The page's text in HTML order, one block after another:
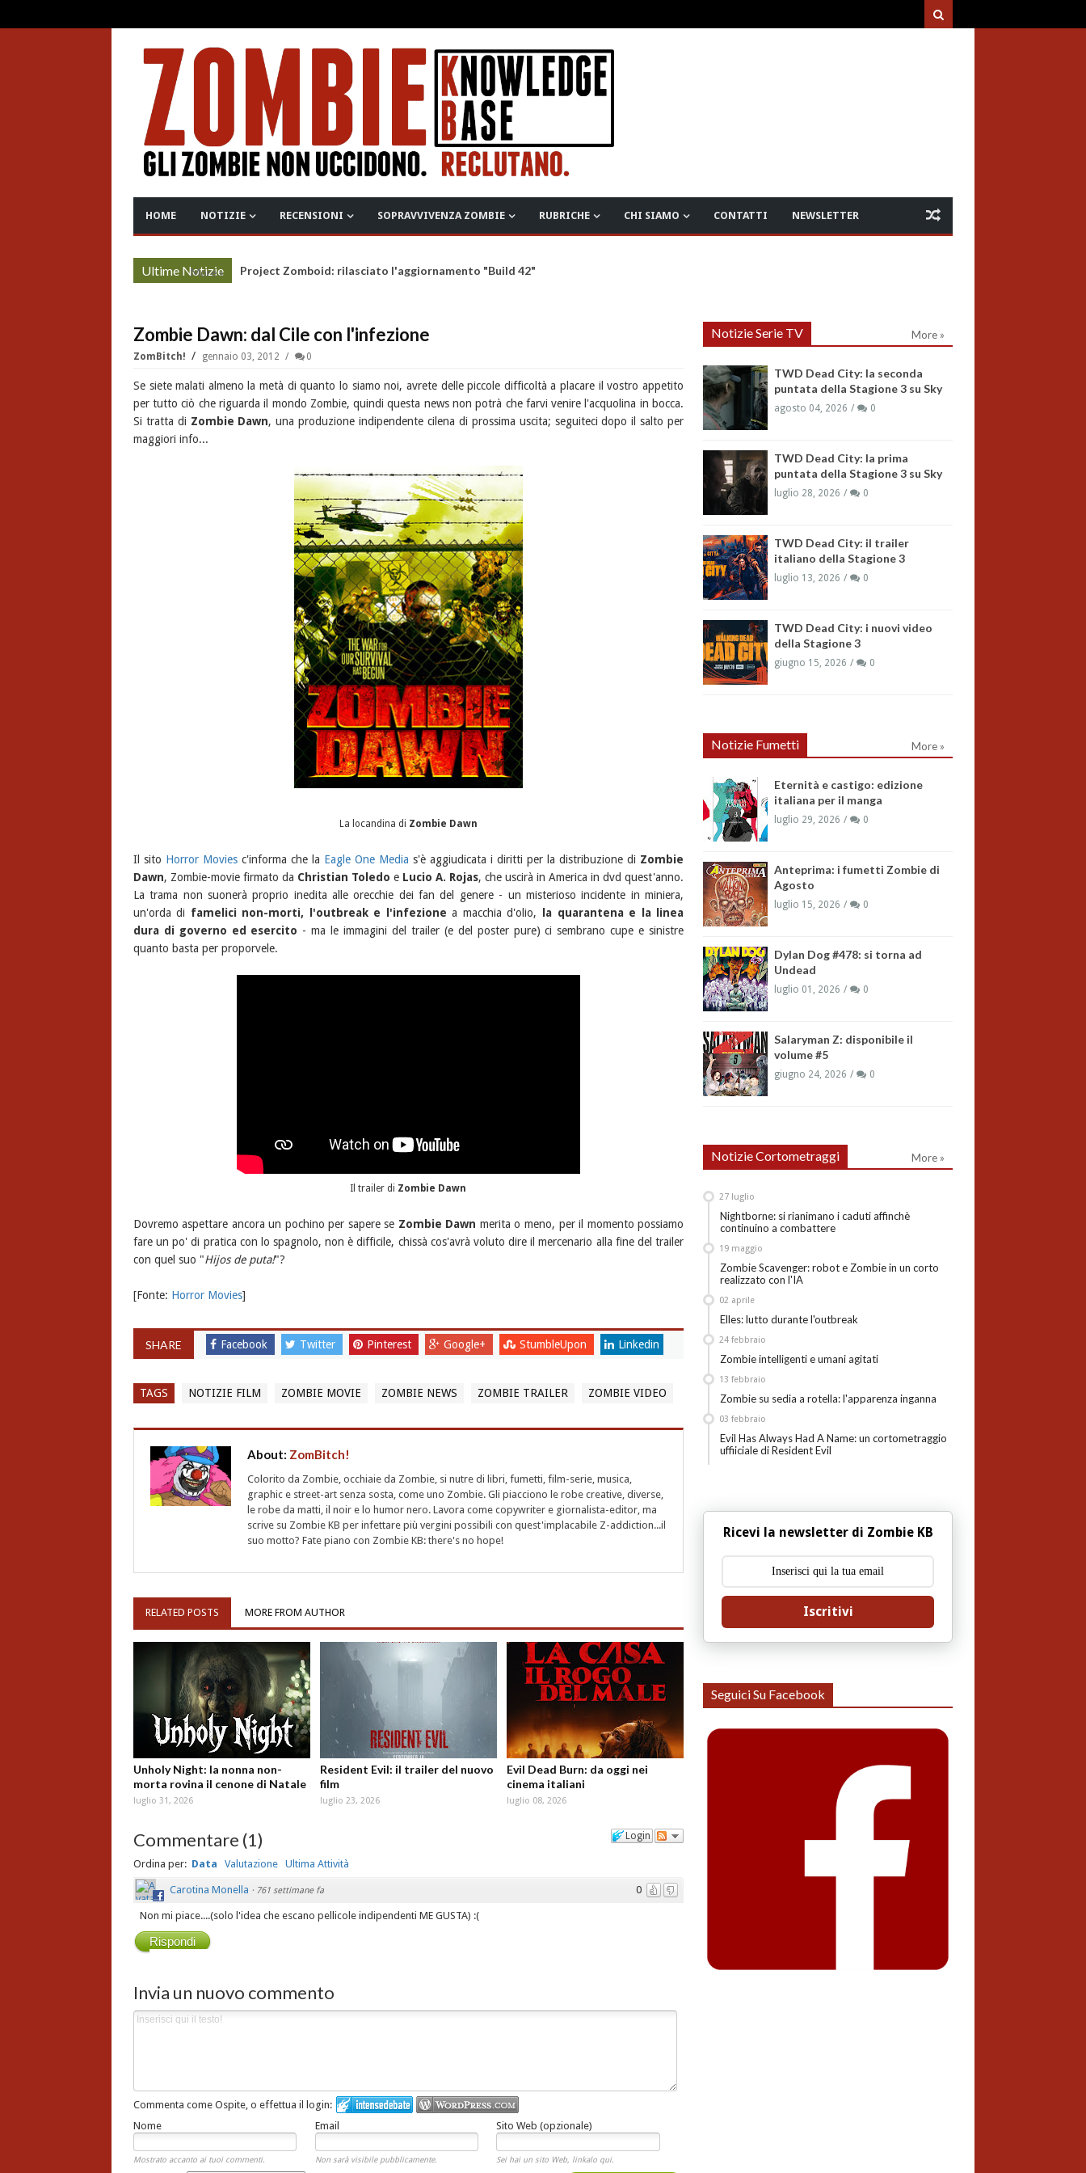
HOME NOTIZIE RECENSIONI SOPRAVVIVENZA ZOMBIE RUBRICHE CHI SIAMO CONTATTI NEWSLETTER
Ultime Notizie
More » Project Zomboid: rilasciato l'aggiornamento "Build 42"
Zombie Dawn: dal Cile con l'infezione
ZomBitch! gennaio 03, 2012 0
Se siete malati almeno la metà di quanto lo siamo noi, avrete delle piccole difficoltà a placare il vostro appetito
per tutto ciò che riguarda il mondo Zombie, quindi questa news non potrà che farvi venire l'acquolina in bocca.
Si tratta di Zombie Dawn, una produzione indipendente cilena di prossima uscita; seguiteci dopo il salto per
maggiori info...
La locandina di Zombie Dawn
Il sito Horror Moviesc'informa che la Eagle One Media s'è aggiudicata i diritti per la distribuzione di Zombie
Dawn, Zombie-movie firmato da Christian Toledo e Lucio A. Rojas, che uscirà in America in dvd quest'anno.
La trama non suonerà proprio inedita alle orecchie dei fan del genere - un misterioso incidente in miniera,
un'orda di famelici non-morti, l'outbreak e l'infezione a macchia d'olio, la quarantena e la linea
dura di governo ed esercito - ma le immagini del trailer (e del poster pure) ci sembrano cupe e sinistre
quanto basta per proporvele.
Il trailer di Zombie Dawn
Dovremo aspettare ancora un pochino per sapere se Zombie Dawn merita o meno, per il momento possiamo
fare un po' di pratica con lo spagnolo, non è difficile, chissà cos'avrà voluto dire il mercenario alla fine del trailer
con quel suo "Hijos de puta!"?
[Fonte: Horror Movies]
SHARE Facebook Twitter Pinterest Google+ StumbleUpon Linkedin
TAGS NOTIZIE FILM ZOMBIE MOVIE ZOMBIE NEWS ZOMBIE TRAILER ZOMBIE VIDEO
About: ZomBitch!
Colorito da Zombie, occhiaie da Zombie, si nutre di libri, fumetti, film-serie, musica,
graphic e street-art senza sosta, come uno Zombie. Gli piacciono le robe creative, diverse,
le robe da matti, il noir e lo humor nero. Lavora come copywriter e giornalista-editor, ma
scrive su Zombie KB per infettare più vergini possibili con quest'implacabile Z-addiction...il
suo motto? Fate piano con Zombie KB: there's no hope!
RELATED POSTS MORE FROM AUTHOR
Unholy Night: la nonna non-
morta rovina il cenone di Natale
luglio 31, 2026
Resident Evil: il trailer del nuovo
film
luglio 23, 2026
Evil Dead Burn: da oggi nei
cinema italiani
luglio 08, 2026
Login
Commentare (1)
Ordina per: Data Valutazione Ultima Attività
0
Carotina Monella · 761 settimane fa
Non mi piace....(solo l'idea che escano pellicole indipendenti ME GUSTA) :(
Rispondi
Invia un nuovo commento
Commenta come Ospite, o effettua il login:
Nome
Email Sito Web (opzionale)
Mostrato accanto ai tuoi commenti. Non sarà visibile pubblicamente. Sei hai un sito Web, linkalo qui.
Notizie Serie TV More »
TWD Dead City: la seconda
puntata della Stagione 3 su Sky
agosto 04, 2026 0
TWD Dead City: la prima
puntata della Stagione 3 su Sky
luglio 28, 2026 0
TWD Dead City: il trailer
italiano della Stagione 3
luglio 13, 2026 0
TWD Dead City: i nuovi video
della Stagione 3
giugno 15, 2026 0
Notizie Fumetti More »
Eternità e castigo: edizione
italiana per il manga
luglio 29, 2026 0
Anteprima: i fumetti Zombie di
Agosto
luglio 15, 2026 0
Dylan Dog #478: si torna ad
Undead
luglio 01, 2026 0
Salaryman Z: disponibile il
volume #5
giugno 24, 2026 0
Notizie Cortometraggi More »
Nightborne: si rianimano i caduti affinchè
continuino a combattere
27 luglio
Zombie Scavenger: robot e Zombie in un corto
realizzato con l'IA
19 maggio
Elles: lutto durante l'outbreak
02 aprile
Zombie intelligenti e umani agitati
24 febbraio
Zombie su sedia a rotella: l'apparenza inganna
13 febbraio
Evil Has Always Had A Name: un cortometraggio
uffiiciale di Resident Evil
03 febbraio
Ricevi la newsletter di Zombie KB
Iscritivi
Seguici Su Facebook